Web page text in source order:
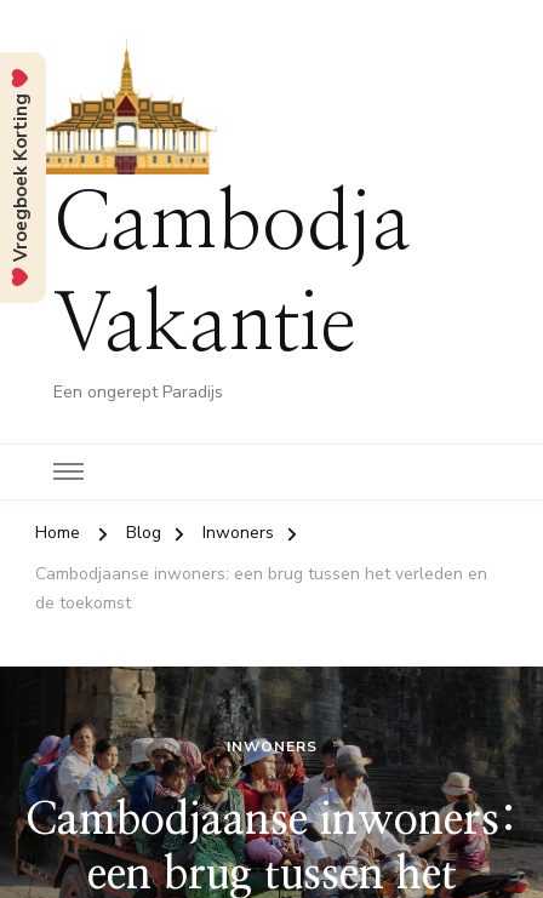
Cambodja
Vakantie
Een ongerept Paradijs
Home Blog
Inwoners
Cambodjaanse inwoners: een brug tussen het verleden en
de toekomst
INWONERS
Cambodjaanse inwoners:
een brug tussen het
Vroegboek Korting